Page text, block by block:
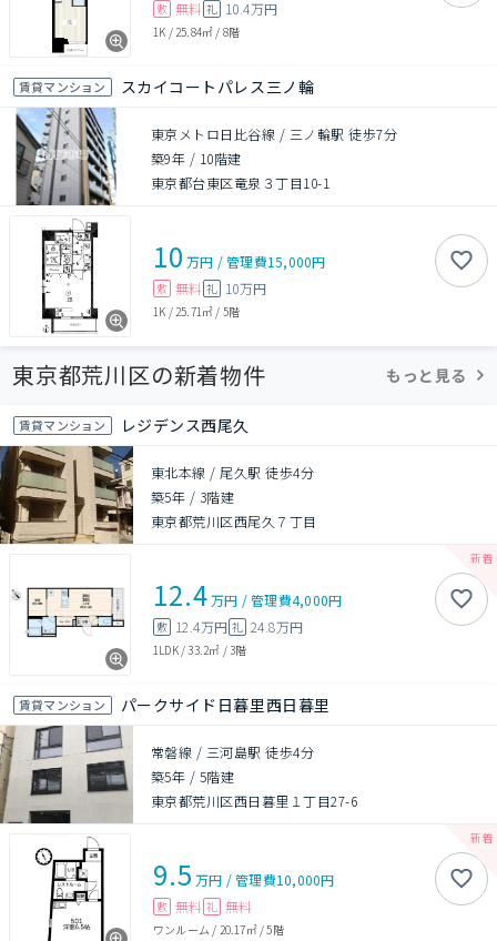
敷 無料 礼 10.4万円
1K / 25.84㎡ / 8階
賃貸マンション スカイコートパレス三ノ輪
東京メトロ日比谷線 / 三ノ輪駅 徒歩7分
築9年 / 10階建
東京都台東区竜泉３丁目10-1
10 万円 /管理費15,000円
敷 無料 礼 10万円
1K / 25.71㎡ / 5階
東京都荒川区の新着物件 もっと見る
賃貸マンション レジデンス西尾久
東北本線 / 尾久駅 徒歩4分
築5年 / 3階建
東京都荒川区西尾久７丁目
12.4万円 /管理費4,000円
敷 12.4万円 礼 24.8万円
1LDK/33.2㎡ /3階
賃貸マンション パークサイド日暮里西日暮里
常磐線 / 三河島駅 徒歩4分
築5年 / 5階建
東京都荒川区西日暮里１丁目27-6
9.5 万円 /管理費10,000円
敷 無料 礼 無料
ワンルーム / 20.17㎡/5階